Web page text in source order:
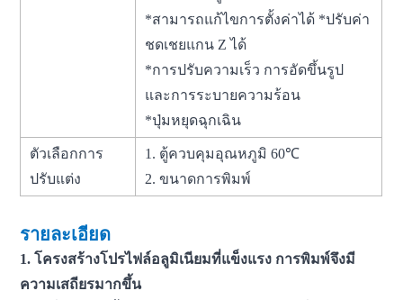
*สามารถแก้ไขการตั้งค่าได้ *ปรับค่า
ชดเชยแกน Z ได้
*การปรับความเร็ว การอัดขึ้นรูป
และการระบายความร้อน
*ปุ่มหยุดฉุกเฉิน
ตัวเลือกการ
ปรับแต่ง
1. ตู้ควบคุมอุณหภูมิ 60℃
2. ขนาดการพิมพ์
รายละเอียด
1. โครงสร้างโปรไฟล์อลูมิเนียมที่แข็งแรง การพิมพ์จึงมี
ความเสถียรมากขึ้น